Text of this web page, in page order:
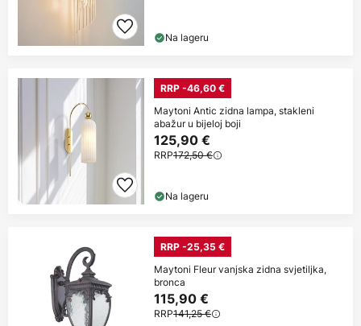
Na lageru
RRP -46,60 €
Maytoni Antic zidna lampa, stakleni
abažur u bijeloj boji
125,90 €
RRP172,50 €
Na lageru
RRP -25,35 €
Maytoni Fleur vanjska zidna svjetiljka,
bronca
115,90 €
RRP141,25 €